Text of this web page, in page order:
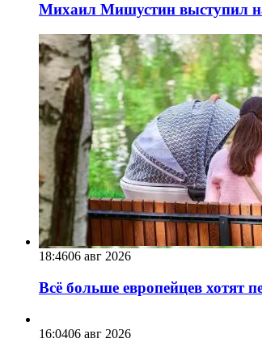
Михаил Мишустин выступил на
18:4606 авг 2026
Всё больше европейцев хотят
16:0406 авг 2026